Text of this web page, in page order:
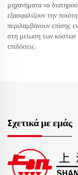
μηχανήματα να
εξασφαλίζουν την
περιλαμβάνουν επίσης
στη μείωση των κόστων
επιδόσεις.
Σχετικά με εμάς